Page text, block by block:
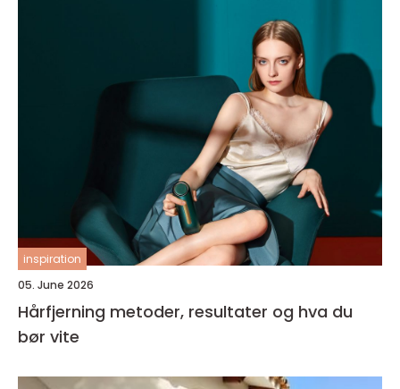
inspiration
05. June 2026
Hårfjerning metoder, resultater og hva du
bør vite